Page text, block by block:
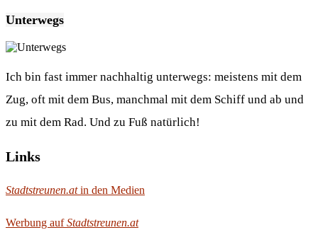
Unterwegs
Ich bin fast immer nachhaltig unterwegs: meistens mit dem
Zug, oft mit dem Bus, manchmal mit dem Schiff und ab und
zu mit dem Rad. Und zu Fuß natürlich!
Links
Stadtstreunen.atin den Medien
Werbung aufStadtstreunen.at